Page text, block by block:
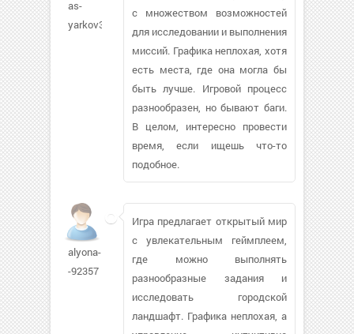
as-
yarkov347
с множеством возможностей
для исследовании и выполнения
миссий. Графика неплохая, хотя
есть места, где она могла бы
быть лучше. Игровой процесс
разнообразен, но бывают баги.
В целом, интересно провести
время, если ищешь что-то
подобное.
alyona-
-92357
Игра предлагает открытый мир
с увлекательным геймплеем,
где можно выполнять
разнообразные задания и
исследовать городской
ландшафт. Графика неплохая, а